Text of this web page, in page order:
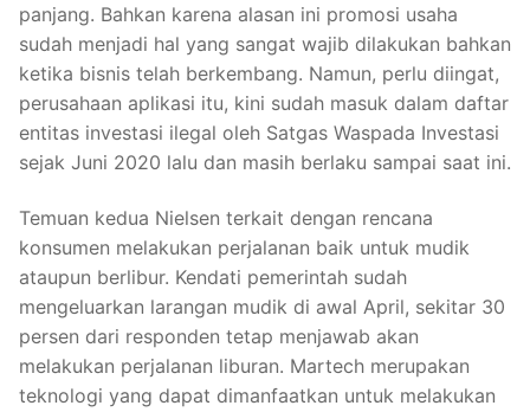
panjang. Bahkan karena alasan ini promosi usaha
sudah menjadi hal yang sangat wajib dilakukan bahkan
ketika bisnis telah berkembang. Namun, perlu diingat,
perusahaan aplikasi itu, kini sudah masuk dalam daftar
entitas investasi ilegal oleh Satgas Waspada Investasi
sejak Juni 2020 lalu dan masih berlaku sampai saat ini.
Temuan kedua Nielsen terkait dengan rencana
konsumen melakukan perjalanan baik untuk mudik
ataupun berlibur. Kendati pemerintah sudah
mengeluarkan larangan mudik di awal April, sekitar 30
persen dari responden tetap menjawab akan
melakukan perjalanan liburan. Martech merupakan
teknologi yang dapat dimanfaatkan untuk melakukan